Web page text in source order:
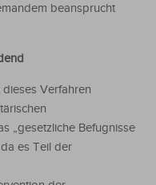
beansprucht
Verfahren
„gesetzliche Befugnisse
es Teil der